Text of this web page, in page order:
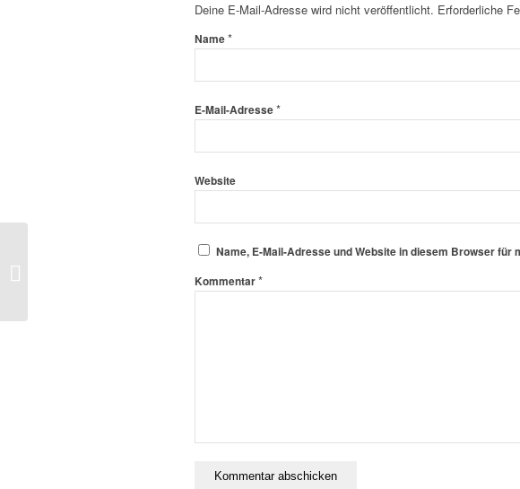
Deine E-Mail-Adresse wird nicht veröffentlicht. Erforderliche
Name*
E-Mail-Adresse*
Website
Name, E-Mail-Adresse und Website in diesem Browser
Kommentar*